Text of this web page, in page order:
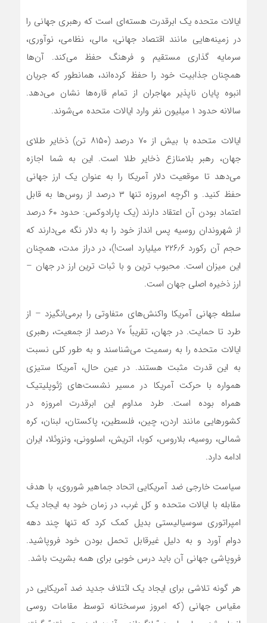
ایالات متحده یک ابرقدرت هسته‌ای است که رهبری جهانی را
در زمینه‌‌هایی مانند اقتصاد جهانی، مالی، نظامی، نوآوری،
سرمایه گذاری مستقیم و فرهنگ حفظ‌ می‌کند. آن‌ها
همچنان جذابیت خود را حفظ کرده‌اند، همانطور که جریان
انبوه پایان ناپذیر مهاجران از تمام قاره‌ها نشان می‌دهد.
سالانه حدود ۱ میلیون نفر وارد ایالات متحده‌ می‌شوند.
ایالات متحده با بیش از ۷۰ درصد (۸۱۵۰ تن) ذخایر طلای
جهان، رهبر بلامنازع ذخایر طلا است. این به شما اجازه‌
می‌دهد تا موقعیت دلار آمریکا را به عنوان یک ارز جهانی
حفظ کنید. و اگرچه امروزه تنها ۳ درصد از روس‌‌ها به قابل
اعتماد بودن آن اعتقاد دارند (یک پارادوکس: حدود ۶۰ درصد
از شهروندان روسیه پس انداز خود را به دلار نگه‌ می‌دارند که
حجم آن رکورد ۲۲۶٫۶ میلیارد است!)، در دراز مدت، همچنان
این میزان است. محبوب ترین و با ثبات ترین ارز در جهان –
ارز ذخیره اصلی جهان است.
سلطه جهانی آمریکا واکنش‌های متفاوتی را برمی‌انگیزد – از
طرد تا حمایت. در جهان، تقریباً ۷۰ درصد از جمعیت، رهبری
ایالات متحده را به رسمیت‌ می‌شناسند و به طور کلی نسبت
به این قدرت مثبت هستند. در عین حال، آمریکا ستیزی
همواره با حرکت آمریکا در مسیر نشست‌های ژئوپلیتیک
همراه بوده است. طرد مداوم این ابرقدرت امروزه در
کشورهایی مانند اردن، چین، فلسطین، پاکستان، لبنان، کره
شمالی، روسیه، بلاروس، کوبا، اتریش، اسلوونی، ونزوئلا، ایران
ادامه دارد.
سیاست خارجی ضد آمریکایی اتحاد جماهیر شوروی، با هدف
مقابله با ایالات متحده و کل غرب، در زمان خود به ایجاد یک
امپراتوری سوسیالیستی بدیل کمک کرد که تنها چند دهه
دوام آورد و به دلیل غیرقابل تحمل بودن خود فروپاشید.
فروپاشی جهانی آن باید درس خوبی برای همه بشریت باشد.
هر گونه تلاشی برای ایجاد یک ائتلاف جدید ضد آمریکایی در
مقیاس جهانی (که امروز سرسختانه توسط مقامات روسی